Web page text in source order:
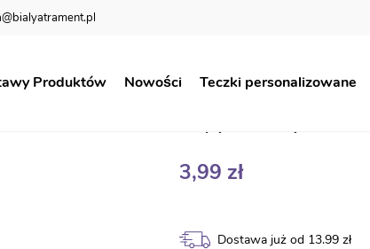
Produktów Nowości Teczki personalizowane
3,99 zł
Dostawa już od 13.99 zł